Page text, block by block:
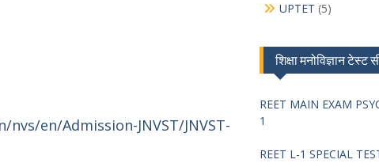
en/Admission-JNVST/JNVST-
UPTET (5)
शिक्षा मनोविज्ञान टेस्ट
REET MAIN EXAM
1
REET L-1 SPECIAL